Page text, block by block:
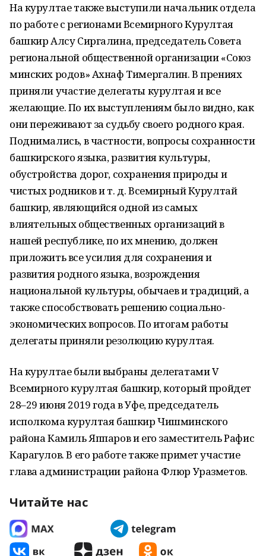
На курултае также выступили начальник отдела
по работе с регионами Всемирного Курултая
башкир Алсу Сиргалина, председатель Совета
региональной общественной организации «Союз
минских родов» Ахнаф Тимергалин. В прениях
приняли участие делегаты курултая и все
желающие. По их выступлениям было видно, как
они переживают за судьбу своего родного края.
Поднимались, в частности, вопросы сохранности
башкирского языка, развития культуры,
обустройства дорог, сохранения природы и
чистых родников и т. д. Всемирный Курултай
башкир, являющийся одной из самых
влиятельных общественных организаций в
нашей республике, по их мнению, должен
приложить все усилия для сохранения и
развития родного языка, возрождения
национальной культуры, обычаев и традиций, а
также способствовать решению социально-
экономических вопросов. По итогам работы
делегаты приняли резолюцию курултая.
На курултае были выбраны делегатами V
Всемирного курултая башкир, который пройдет
28–29 июня 2019 года в Уфе, председатель
исполкома курултая башкир Чишминского
района Камиль Яппаров и его заместитель Рафис
Карагулов. В его работе также примет участие
глава администрации района Флюр Уразметов.
Читайте нас